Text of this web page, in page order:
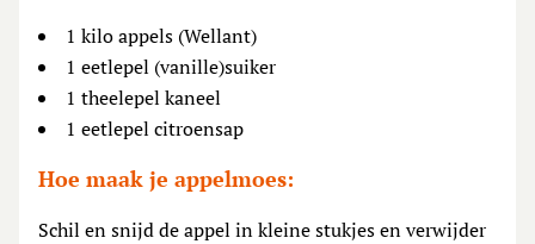
1 kilo appels (Wellant)
1 eetlepel (vanille)suiker
1 theelepel kaneel
1 eetlepel citroensap
Hoe maak je appelmoes:
Schil en snijd de appel in kleine stukjes en verwijder